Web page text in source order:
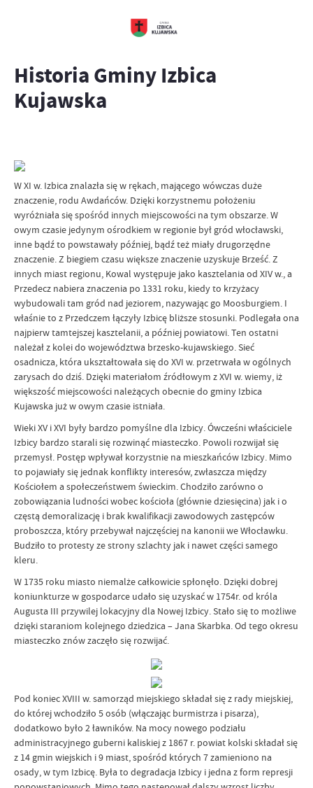
Historia Gminy Izbica
Kujawska
W XI w. Izbica znalazła się w rękach, mającego wówczas duże
znaczenie, rodu Awdańców. Dzięki korzystnemu położeniu
wyróżniała się spośród innych miejscowości na tym obszarze. W
owym czasie jedynym ośrodkiem w regionie był gród włocławski,
inne bądź to powstawały później, bądź też miały drugorzędne
znaczenie. Z biegiem czasu większe znaczenie uzyskuje Brześć. Z
innych miast regionu, Kowal występuje jako kasztelania od XIV w., a
Przedecz nabiera znaczenia po 1331 roku, kiedy to krzyżacy
wybudowali tam gród nad jeziorem, nazywając go Moosburgiem. I
właśnie to z Przedczem łączyły Izbicę bliższe stosunki. Podlegała ona
najpierw tamtejszej kasztelanii, a później powiatowi. Ten ostatni
należał z kolei do województwa brzesko-kujawskiego. Sieć
osadnicza, która ukształtowała się do XVI w. przetrwała w ogólnych
zarysach do dziś. Dzięki materiałom źródłowym z XVI w. wiemy, iż
większość miejscowości należących obecnie do gminy Izbica
Kujawska już w owym czasie istniała.
Wieki XV i XVI były bardzo pomyślne dla Izbicy. Ówcześni właściciele
Izbicy bardzo starali się rozwinąć miasteczko. Powoli rozwijał się
przemysł. Postęp wpływał korzystnie na mieszkańców Izbicy. Mimo
to pojawiały się jednak konflikty interesów, zwłaszcza między
Kościołem a społeczeństwem świeckim. Chodziło zarówno o
zobowiązania ludności wobec kościoła (głównie dziesięcina) jak i o
częstą demoralizację i brak kwalifikacji zawodowych zastępców
proboszcza, który przebywał najczęściej na kanonii we Włocławku.
Budziło to protesty ze strony szlachty jak i nawet części samego
kleru.
W 1735 roku miasto niemalże całkowicie spłonęło. Dzięki dobrej
koniunkturze w gospodarce udało się uzyskać w 1754r. od króla
Augusta III przywilej lokacyjny dla Nowej Izbicy. Stało się to możliwe
dzięki staraniom kolejnego dziedzica – Jana Skarbka. Od tego okresu
miasteczko znów zaczęło się rozwijać.
Pod koniec XVIII w. samorząd miejskiego składał się z rady miejskiej,
do której wchodziło 5 osób (włączając burmistrza i pisarza),
dodatkowo było 2 ławników. Na mocy nowego podziału
administracyjnego guberni kaliskiej z 1867 r. powiat kolski składał się
z 14 gmin wiejskich i 9 miast, spośród których 7 zamieniono na
osady, w tym Izbicę. Była to degradacja Izbicy i jedna z form represji